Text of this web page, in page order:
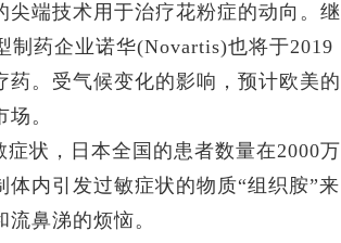
端技术用于治疗花粉症的动向。继
制药企业诺华(Novartis)也将于2019
。受气候变化的影响，预计欧美的
。
状，日本全国的患者数量在2000万
内引发过敏症状的物质“组织胺”来
鼻涕的烦恼。